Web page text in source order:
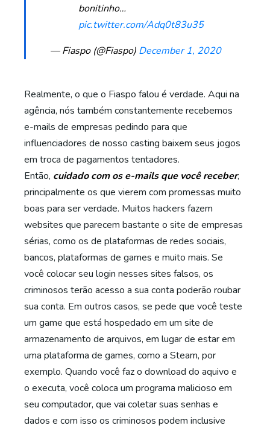
bonitinho…
pic.twitter.com/Adq0t83u35
— Fiaspo (@Fiaspo) December 1, 2020
Realmente, o que o Fiaspo falou é verdade. Aqui na
agência, nós também constantemente recebemos
e-mails de empresas pedindo para que
influenciadores de nosso casting baixem seus jogos
em troca de pagamentos tentadores.
Então, cuidado com os e-mails que você receber,
principalmente os que vierem com promessas muito
boas para ser verdade. Muitos hackers fazem
websites que parecem bastante o site de empresas
sérias, como os de plataformas de redes sociais,
bancos, plataformas de games e muito mais. Se
você colocar seu login nesses sites falsos, os
criminosos terão acesso a sua conta poderão roubar
sua conta. Em outros casos, se pede que você teste
um game que está hospedado em um site de
armazenamento de arquivos, em lugar de estar em
uma plataforma de games, como a Steam, por
exemplo. Quando você faz o download do aquivo e
o executa, você coloca um programa malicioso em
seu computador, que vai coletar suas senhas e
dados e com isso os criminosos podem inclusive